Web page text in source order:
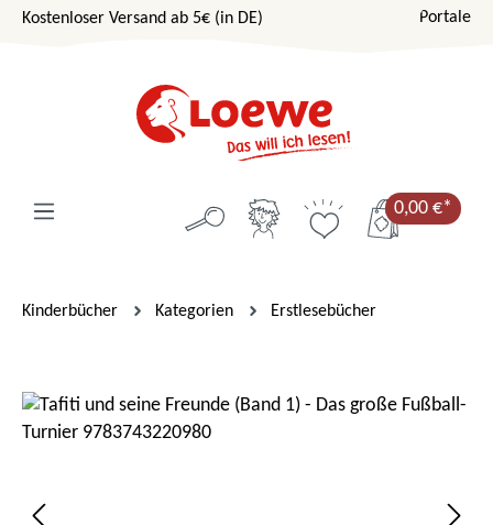
Zum Hauptinhalt springen
Kostenloser Versand ab 5€ (in DE) Portale
0,00 €*
Kinderbücher Kategorien Erstlesebücher
Bildergalerie überspringen